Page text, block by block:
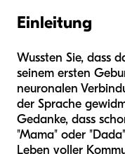
Einleitung
Wussten Sie, dass
seinem ersten
neuronalen
der Sprache
Gedanke, dass
"Mama" oder
Leben voller